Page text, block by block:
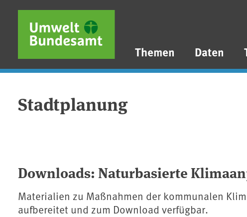
Direkt zum Inhalt
Direkt zum Hauptmenü
Direkt zur Fußzeile
Themen Daten
Stadtplanung
Downloads: Naturbasierte
Materialien zu Maßnahmen der kommunalen
aufbereitet und zum Download verfügbar.